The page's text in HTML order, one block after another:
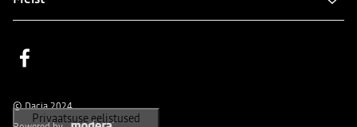
© Dacia 2024